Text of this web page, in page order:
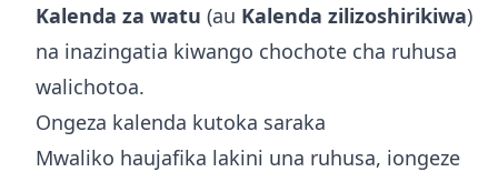
Kalenda za watu (au Kalenda zilizoshirikiwa)
na inazingatia kiwango chochote cha ruhusa
walichotoa.
Ongeza kalenda kutoka saraka
Mwaliko haujafika lakini una ruhusa, iongeze